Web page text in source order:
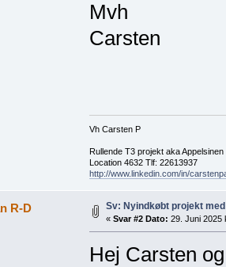
Mvh
Carsten
Vh Carsten P
Rullende T3 projekt aka Appelsinen
Location 4632 Tlf: 22613937
http://www.linkedin.com/in/
R-D Sv: Nyindkøbt projekt
« Svar #2 Dato: 29. Juni 2025
Hej Carsten